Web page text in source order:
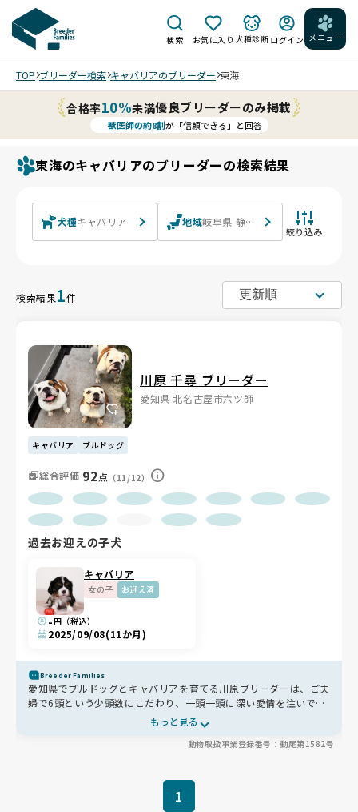
検索 お気に入り 犬種診断 ログイン メニュー
TOP ブリーダー検索 キャバリアのブリーダー 東海
合格率10%未満優良ブリーダーのみ掲載
獣医師の約8割が「信頼できる」と回答
東海のキャバリアのブリーダーの検索結果
犬種キャバリア 地域岐阜県 静岡県 愛知県 三重県
絞り込み
検索結果1件
川原 千尋 ブリーダー
愛知県 北名古屋市六ツ師
キャバリア ブルドッグ
総合評価 92点 （11/12）
過去お迎えの子犬
キャバリア
女の子 お迎え済
-円（税込）
2025/09/08(11か月)
Breeder Families
愛知県でブルドッグとキャバリアを育てる川原ブリーダーは、ご夫
婦で6頭という少頭数にこだわり、一頭一頭に深い愛情を注いでい
ます🐶グレインフリーの食事やヤギミルクで体を作り、室内外で自
由に運動できる環境を整えています🏠見学ではお母さんや親戚犬
にも会えるアットホームな雰囲気が魅力。お迎え後もLINEで親身
もっと見る
動物取扱事業登録番号：動尾第1582号
1